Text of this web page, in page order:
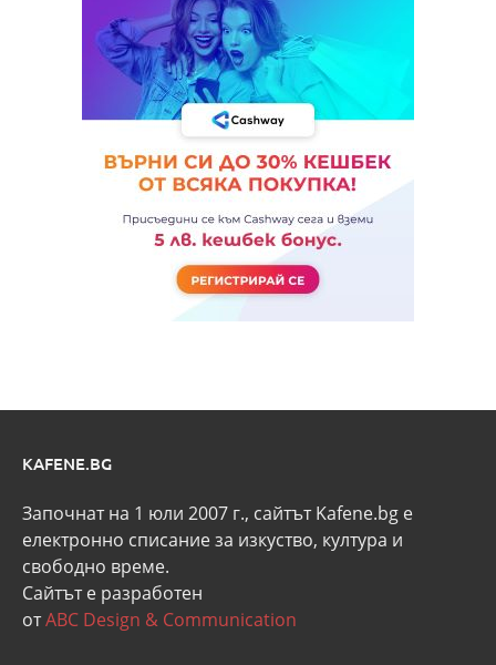
KAFENE.BG
Започнат на 1 юли 2007 г., сайтът Kafene.bg e
eлектронно списание за изкуство, култура и
свободно време.
Сайтът е разработен
отABC Design & Communication